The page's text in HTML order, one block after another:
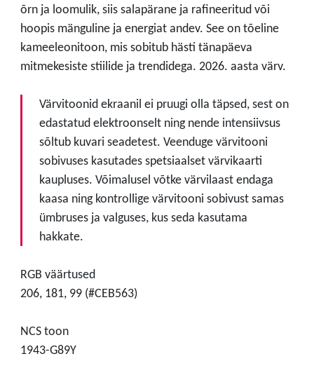
õrn ja loomulik, siis salapärane ja rafineeritud või
hoopis mänguline ja energiat andev. See on tõeline
kameeleonitoon, mis sobitub hästi tänapäeva
mitmekesiste stiilide ja trendidega. 2026. aasta värv.
Värvitoonid ekraanil ei pruugi olla täpsed, sest on
edastatud elektroonselt ning nende intensiivsus
sõltub kuvari seadetest. Veenduge värvitooni
sobivuses kasutades spetsiaalset värvikaarti
kaupluses. Võimalusel võtke värvilaast endaga
kaasa ning kontrollige värvitooni sobivust samas
ümbruses ja valguses, kus seda kasutama
hakkate.
RGB väärtused
206, 181, 99 (#CEB563)
NCS toon
1943-G89Y